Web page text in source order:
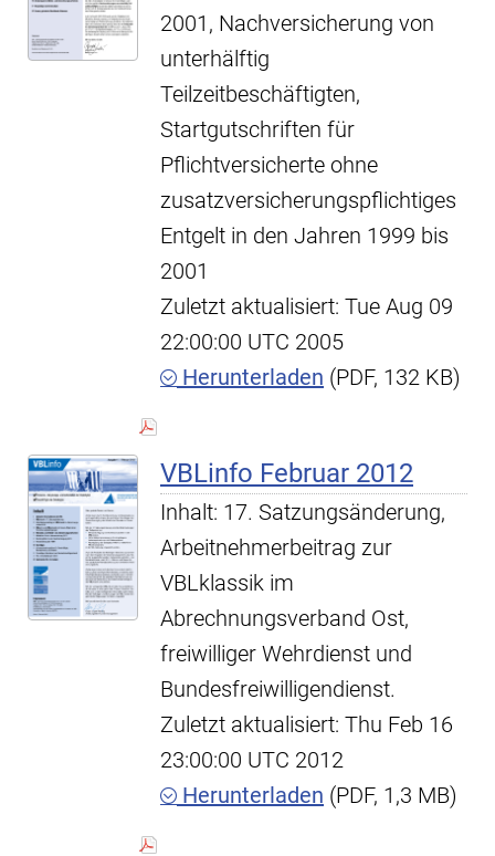
2001, Nachversicherung von
unterhälftig
Teilzeitbeschäftigten,
Startgutschriften für
Pflichtversicherte ohne
zusatzversicherungspflichtiges
Entgelt in den Jahren 1999 bis
2001
Zuletzt aktualisiert: Tue Aug 09
22:00:00 UTC 2005
Herunterladen (PDF, 132 KB)
VBLinfo Februar 2012
Inhalt: 17. Satzungsänderung,
Arbeitnehmerbeitrag zur
VBLklassik im
Abrechnungsverband Ost,
freiwilliger Wehrdienst und
Bundesfreiwilligendienst.
Zuletzt aktualisiert: Thu Feb 16
23:00:00 UTC 2012
Herunterladen (PDF, 1,3 MB)